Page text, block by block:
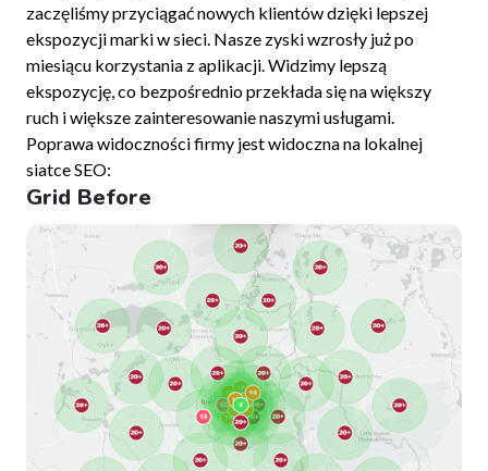
zaczęliśmy przyciągać nowych klientów dzięki lepszej
ekspozycji marki w sieci. Nasze zyski wzrosły już po
miesiącu korzystania z aplikacji. Widzimy lepszą
ekspozycję, co bezpośrednio przekłada się na większy
ruch i większe zainteresowanie naszymi usługami.
Poprawa widoczności firmy jest widoczna na lokalnej
siatce SEO:
Grid Before